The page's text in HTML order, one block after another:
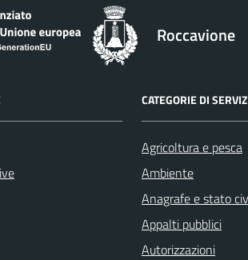
Roccavione
CATEGORIE DI
Agricoltura e pesca
Ambiente
Anagrafe e stato
Appalti pubblici
Autorizzazioni